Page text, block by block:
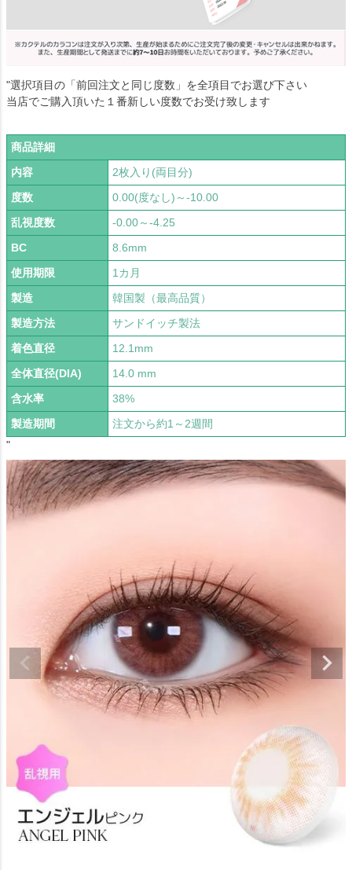
"選択項目の「前回注文と同じ度数」を全項目でお選び下さい
当店でご購入頂いた１番新しい度数でお受け致します
商品詳細
内容
2枚入り(両目分)
度数
0.00(度なし)～-10.00
乱視度数
-0.00～-4.25
BC
8.6mm
使用期限
1カ月
製造
韓国製（最高品質）
製造方法
サンドイッチ製法
着色直径
12.1mm
全体直径(DIA)
14.0 mm
含水率
38%
製造期間
注文から約1～2週間
"